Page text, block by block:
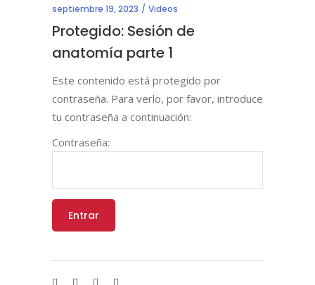
septiembre 19, 2023 Videos
Protegido: Sesión de
anatomía parte 1
Este contenido está protegido por
contraseña. Para verlo, por favor, introduce
tu contraseña a continuación:
Contraseña: